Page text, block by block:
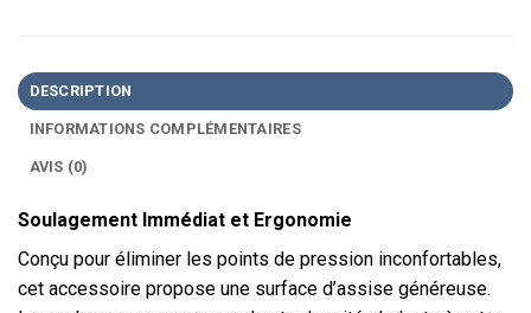
DESCRIPTION
INFORMATIONS COMPLÉMENTAIRES
AVIS (0)
Soulagement Immédiat et Ergonomie
Conçu pour éliminer les points de pression inconfortables,
cet accessoire propose une surface d’assise généreuse.